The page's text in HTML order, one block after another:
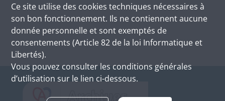
Ce site utilise des cookies techniques nécessaires à
son bon fonctionnement. Ils ne contiennent aucune
donnée personnelle et sont exemptés de
consentements (Article 82 de la loi Informatique et
Libertés).
Vous pouvez consulter les conditions générales
d’utilisation sur le lien ci-dessous.